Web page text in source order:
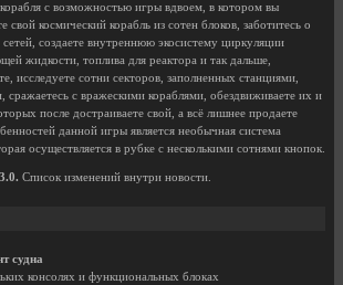
с возможностью игры вдвоем, в котором вы
свой космический корабль из сотен блоков, заботитесь о
сетей, создаете внутреннюю экосистему циркуляции
жидкости, топлива для реактора и так дальше,
исследуете сотни секторов, заполненных станциями,
сражаетесь с вражескими кораблями, обездвиживаете их и
после достраиваете свой, а всё лишнее продаете
данной игры является необычная система
осуществляется в рубке с несколькими сотнями кнопок.
Список изменений внутри новости.
судна
консолях и функциональных блоках